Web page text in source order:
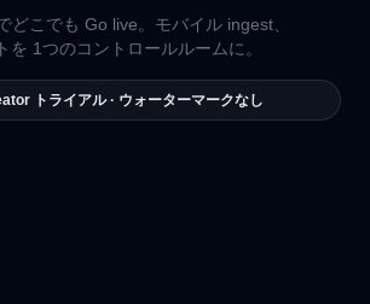
どこでも Go live。モバイル ingest、
を 1つのコントロールルームに。
トライアル · ウォーターマークなし